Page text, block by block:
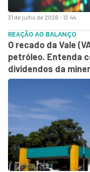
31 de julho de 2026 - 13:44
REAÇÃO AO BALANÇO
O recado da Vale
petróleo. Entenda
dividendos da